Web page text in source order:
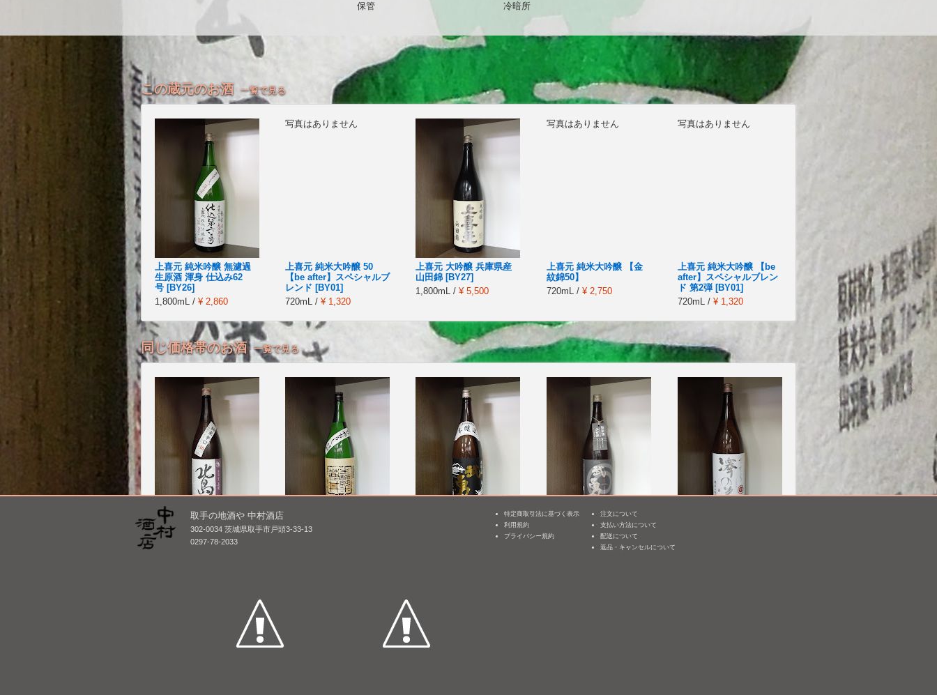
保管
冷暗所
この蔵元のお酒 一覧で見る
上喜元 純米吟醸 無濾過
生原酒 渾身 仕込み62
号 [BY26]
1,800mL / ¥ 2,860
写真はありません
上喜元 純米大吟醸 50
【be after】スペシャルブ
レンド [BY01]
720mL / ¥ 1,320
上喜元 大吟醸 兵庫県産
山田錦 [BY27]
1,800mL / ¥ 5,500
写真はありません
上喜元 純米大吟醸 【金
紋錦50】
720mL / ¥ 2,750
写真はありません
上喜元 純米大吟醸 【be
after】スペシャルブレン
ド 第2弾 [BY01]
720mL / ¥ 1,320
同じ価格帯のお酒 一覧で見る
北島 純米 超辛口 玉栄 無
濾過原酒 火入れ
麓井 生もと純米 原酒 は
えぬき ひやおろ
武勇 本醸造 黒ラベル
武勇 純米 兵庫県東条産
特A山田錦 火入れ [BY26]
¥ 2,475
取手の地酒や 中村酒店
302-0034 茨城県取手市戸頭3-33-13
0297-78-2033
特定商取引法に基づく表示
利用規約
プライバシー規約
注文について
支払い方法について
配送について
返品・キャンセルについて